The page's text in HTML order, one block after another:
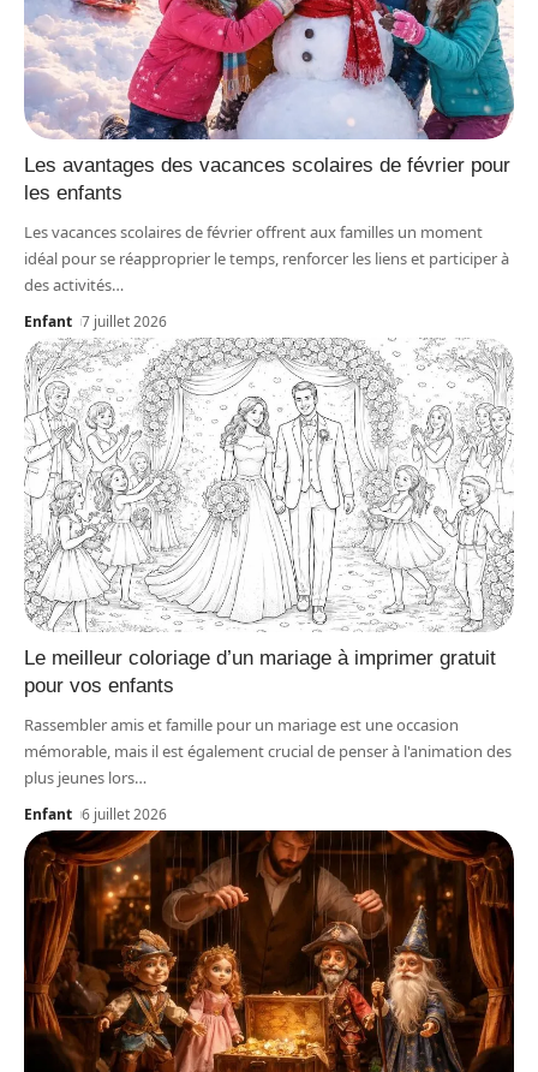
Les avantages des vacances scolaires de février pour
les enfants
Les vacances scolaires de février offrent aux familles un moment
idéal pour se réapproprier le temps, renforcer les liens et participer à
des activités…
Enfant 7 juillet 2026
Le meilleur coloriage d’un mariage à imprimer gratuit
pour vos enfants
Rassembler amis et famille pour un mariage est une occasion
mémorable, mais il est également crucial de penser à l'animation des
plus jeunes lors…
Enfant 6 juillet 2026